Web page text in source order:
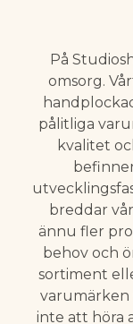
På
omsorg.
pålitliga
kvalitet
breddar
ännu fler
behov och
sortiment
varumärken
inte att höra